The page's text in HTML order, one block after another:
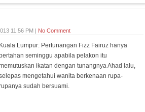
11:56 PM | No Comment
Kuala Lumpur: Pertunangan Fizz Fairuz hanya
bertahan seminggu apabila pelakon itu
ikatan dengan tunangnya Ahad lalu,
mengetahui wanita berkenaan rupa-
sudah bersuami.